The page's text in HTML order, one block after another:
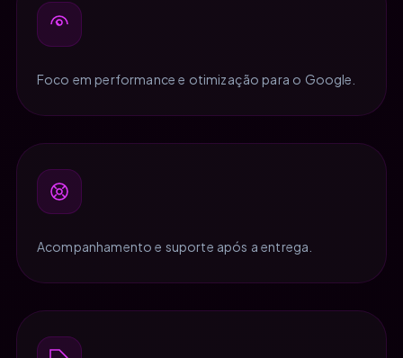
Foco em performance e otimização para o Google.
Acompanhamento e suporte após a entrega.